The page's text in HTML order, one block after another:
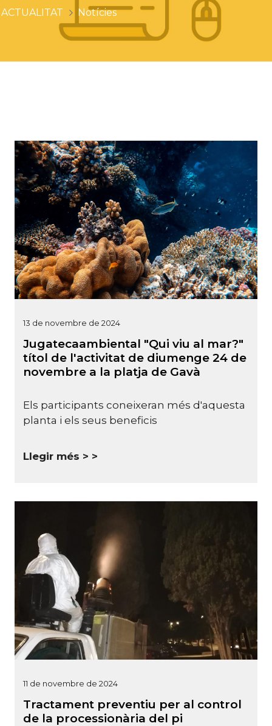
ACTUALITAT Notícies
13 de novembre de 2024
Jugatecaambiental "Qui viu al mar?"
títol de l'activitat de diumenge 24 de
novembre a la platja de Gavà
Els participants coneixeran més d'aquesta
planta i els seus beneficis
Llegir més >
11 de novembre de 2024
Tractament preventiu per al control
de la processionària del pi